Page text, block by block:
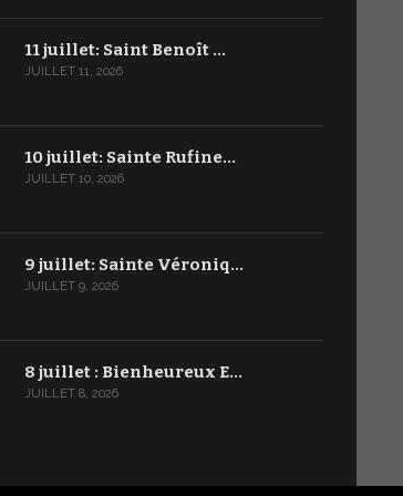
11 juillet: Saint Benoît …
JUILLET 11, 2026
10 juillet: Sainte Rufine…
JUILLET 10, 2026
9 juillet: Sainte Véroniq…
JUILLET 9, 2026
8 juillet : Bienheureux E…
JUILLET 8, 2026